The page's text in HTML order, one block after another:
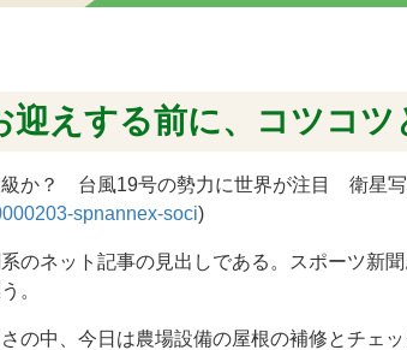
迎えする前に、コツコツ
か？ 台風19号の勢力に世界が注目 衛星写
spnannex-soci)
のネット記事の見出しである。スポーツ新
。
の中、今日は農場設備の屋根の補修とチェ